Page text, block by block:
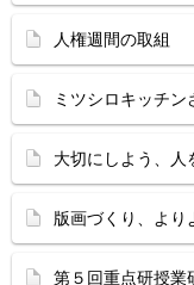
人権週間の取組
ミツシロキッチ
大切にしよう、人
版画づくり、より
第５回重点研授業